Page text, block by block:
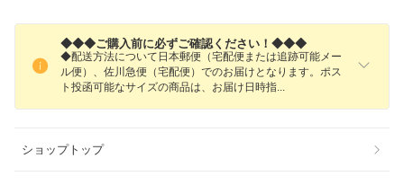
◆◆◆ご購入前に必ずご確認ください！◆◆◆
◆配送方法について日本郵便（宅配便または追跡可能メー
ル便）、佐川急便（宅配便）でのお届けとなります。ポス
ト投函可能なサイズの商品は、お届け日時指
ショップトップ